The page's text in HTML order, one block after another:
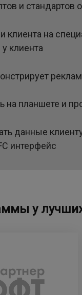
и стандартов
клиента на
клиента
на планшете и
данные
интерфейс
у